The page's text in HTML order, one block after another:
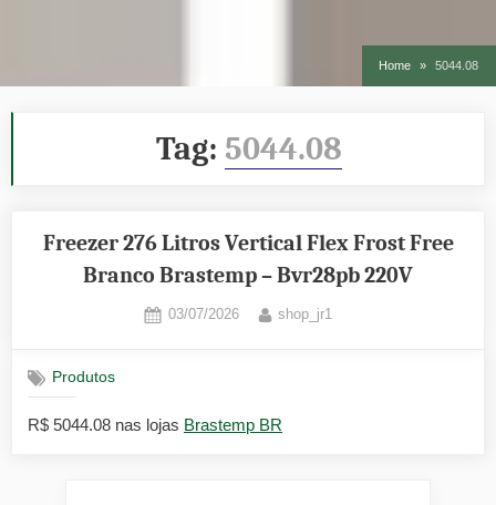
Home 5044.08
Tag: 5044.08
Freezer 276 Litros Vertical Flex Frost Free
Branco Brastemp – Bvr28pb 220V
Posted
03/07/2026 By
shop_jr1
Produtos
R$ 5044.08 nas lojas Brastemp BR